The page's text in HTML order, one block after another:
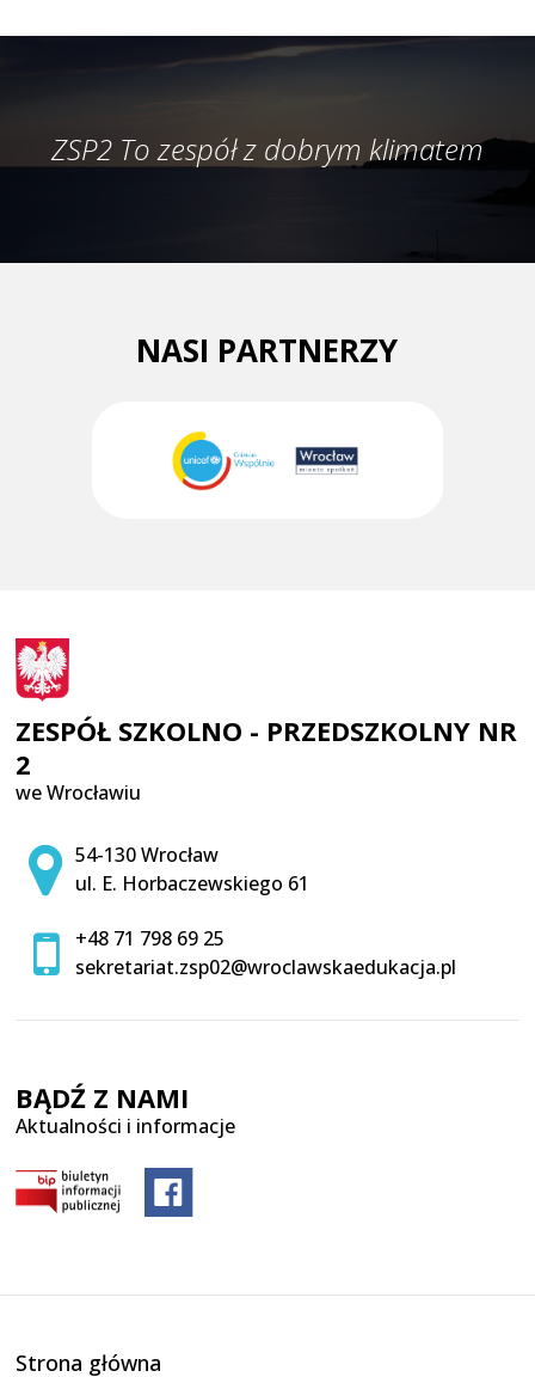
ZSP2 To zespół z dobrym klimatem
NASI PARTNERZY
ZESPÓŁ SZKOLNO - PRZEDSZKOLNY NR
2
we Wrocławiu
Adres pocztowy:
54-130 Wrocław
ul. E. Horbaczewskiego 61
+48 71 798 69 25
sekretariat.zsp02@wroclawskaedukacja.pl
BĄDŹ Z NAMI
Aktualności i informacje
Strona główna